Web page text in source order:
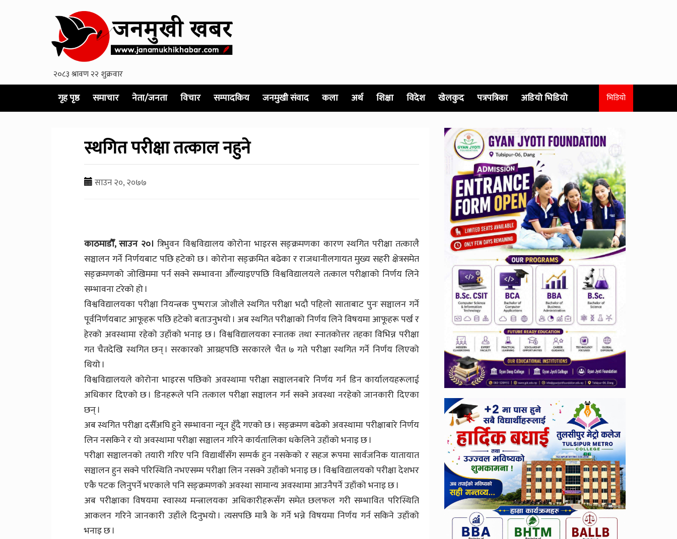
गृह पृष्ठ समाचार नेता/जनता विचार सम्पादकिय जनमुखी संवाद कला अर्थ शिक्षा विदेश खेलकुद पत्रपत्रिका अडियो भिडियो भिडियो
स्थगित परीक्षा तत्काल नहुने
साउन २०, २०७७
काठमाडौँ, साउन २०। त्रिभुवन विश्वविद्यालय कोरोना भाइरस सङ्क्रमणका कारण स्थगित परीक्षा तत्कालै
सञ्चालन गर्ने निर्णयबाट पछि हटेको छ । कोरोना सङ्क्रमित बढेका र राजधानीलगायत मुख्य सहरी क्षेत्रसमेत
सङ्क्रमणको जोखिममा पर्न सक्ने सम्भावना औँल्याइएपछि विश्वविद्यालयले तत्काल परीक्षाको निर्णय लिने
सम्भावना टरेको हो ।
विश्वविद्यालयका परीक्षा नियन्त्रक पुष्पराज जोशीले स्थगित परीक्षा भदौ पहिलो साताबाट पुनः सञ्चालन गर्ने
पूर्वनिर्णयबाट आफूहरू पछि हटेको बताउनुभयो । अब स्थगित परीक्षाको निर्णय लिने विषयमा आफूहरू पर्ख र
हेरको अवस्थामा रहेको उहाँको भनाइ छ । विश्वविद्यालयका स्नातक तथा स्नातकोत्तर तहका विभिन्न परीक्षा
गत चैतदेखि स्थगित छन् । सरकारको आग्रहपछि सरकारले चैत ७ गते परीक्षा स्थगित गर्ने निर्णय लिएको
थियो ।
विश्वविद्यालयले कोरोना भाइरस पछिको अवस्थामा परीक्षा सञ्चालनबारे निर्णय गर्न डिन कार्यालयहरूलाई
अधिकार दिएको छ । डिनहरूले पनि तत्काल परीक्षा सञ्चालन गर्न सक्ने अवस्था नरहेको जानकारी दिएका
छन् ।
अब स्थगित परीक्षा दसैँअघि हुने सम्भावना न्यून हुँदै गएको छ । सङ्क्रमण बढेको अवस्थामा परीक्षाबारे निर्णय
लिन नसकिने र यो अवस्थामा परीक्षा सञ्चालन गरिने कार्यतालिका धकेलिने उहाँको भनाइ छ ।
परीक्षा सञ्चालनको तयारी गरिए पनि विद्यार्थीसँग सम्पर्क हुन नसकेको र सहज रूपमा सार्वजनिक यातायात
सञ्चालन हुन सक्ने परिस्थिति नभएसम्म परीक्षा लिन नसक्ने उहाँको भनाइ छ । विश्वविद्यालयको परीक्षा देशभर
एकै पटक लिनुपर्ने भएकाले पनि सङ्क्रमणको अवस्था सामान्य अवस्थामा आउनैपर्ने उहाँको भनाइ छ ।
अब परीक्षाका विषयमा स्वास्थ्य मन्त्रालयका अधिकारीहरूसँग समेत छलफल गरी सम्भावित परिस्थिति
आकलन गरिने जानकारी उहाँले दिनुभयो । त्यसपछि मात्रै के गर्ने भन्ने विषयमा निर्णय गर्न सकिने उहाँको
भनाइ छ ।